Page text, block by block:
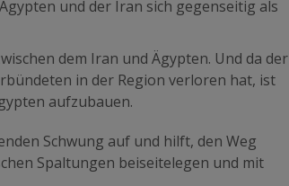
und der Iran sich gegenseitig als
dem Iran und Ägypten. Und da der
in der Region verloren hat, ist
aufzubauen.
Schwung auf und hilft, den Weg
Spaltungen beiseitelegen und mit